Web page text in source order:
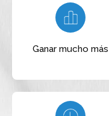
Ganar mucho más